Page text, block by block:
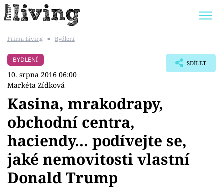
BYDLENÍ SLAVNÝCH
Témata
Bydlení
Zahrada
Prima Living ■ Bydlení
BYDLENÍ
10. srpna 2016 06:00
Markéta Zídková
SDÍLET
Kasina, mrakodrapy,
obchodní centra,
haciendy... podívejte se,
jaké nemovitosti vlastní
Donald Trump